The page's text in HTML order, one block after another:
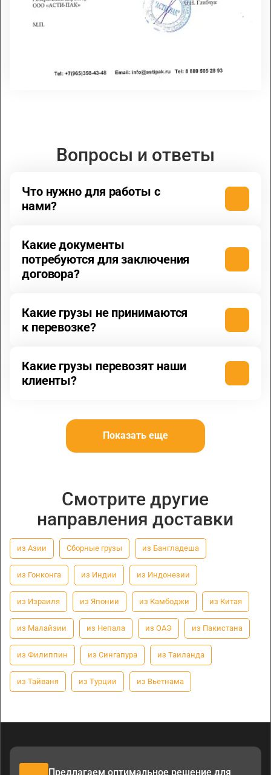
Вопросы и ответы
Что нужно для работы с
нами?
Какие документы
потребуются для заключения
договора?
Какие грузы не принимаются
к перевозке?
Какие грузы перевозят наши
клиенты?
Показать еще
Смотрите другие
направления доставки
из Азии Сборные грузы из Бангладеша
из Гонконга из Индии из Индонезии
из Израиля из Японии из Камбоджи из Китая
из Малайзии из Непала из ОАЭ из Пакистана
из Филиппин из Сингапура из Таиланда
из Тайваня из Турции из Вьетнама
Предлагаем оптимальное решение для